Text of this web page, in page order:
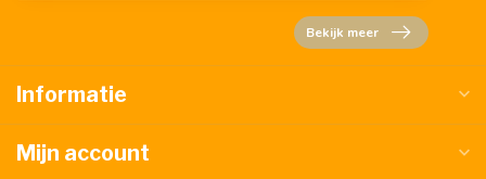
Bekijk meer
Informatie
Mijn account